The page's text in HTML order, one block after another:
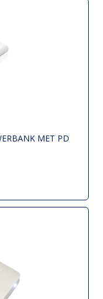
MET PD